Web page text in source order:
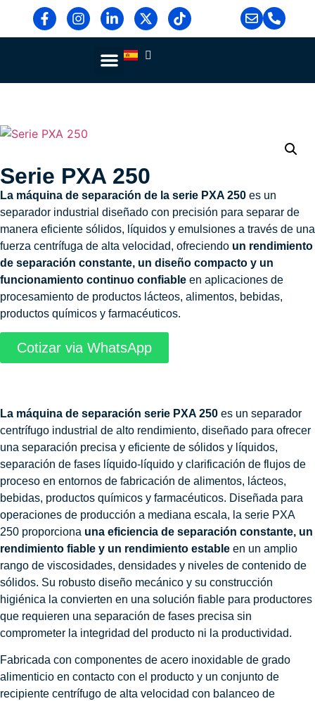
Serie PXA 250
La máquina de separación de la serie PXA 250 es un
separador industrial diseñado con precisión para separar de
manera eficiente sólidos, líquidos y emulsiones a través de una
fuerza centrífuga de alta velocidad, ofreciendo un rendimiento
de separación constante, un diseño compacto y un
funcionamiento continuo confiable en aplicaciones de
procesamiento de productos lácteos, alimentos, bebidas,
productos químicos y farmacéuticos.
Cotizar via WhatsApp
La máquina de separación serie PXA 250 es un separador
centrífugo industrial de alto rendimiento, diseñado para ofrecer
una separación precisa y eficiente de sólidos y líquidos,
separación de fases líquido-líquido y clarificación de flujos de
proceso en entornos de fabricación de alimentos, lácteos,
bebidas, productos químicos y farmacéuticos. Diseñada para
operaciones de producción a mediana escala, la serie PXA
250 proporciona una eficiencia de separación constante, un
rendimiento fiable y un rendimiento estable en un amplio
rango de viscosidades, densidades y niveles de contenido de
sólidos. Su robusto diseño mecánico y su construcción
higiénica la convierten en una solución fiable para productores
que requieren una separación de fases precisa sin
comprometer la integridad del producto ni la productividad.
Fabricada con componentes de acero inoxidable de grado
alimenticio en contacto con el producto y un conjunto de
recipiente centrífugo de alta velocidad con balanceo de